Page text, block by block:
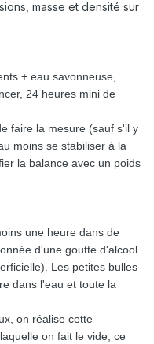
masse et densité sur
+ eau savonneuse,
24 heures mini de
faire la mesure (sauf s'il y
moins se stabiliser à la
la balance avec un poids
une heure dans de
d'une goutte d'alcool
Les petites bulles
dans l'eau et toute la
on réalise cette
on fait le vide, ce